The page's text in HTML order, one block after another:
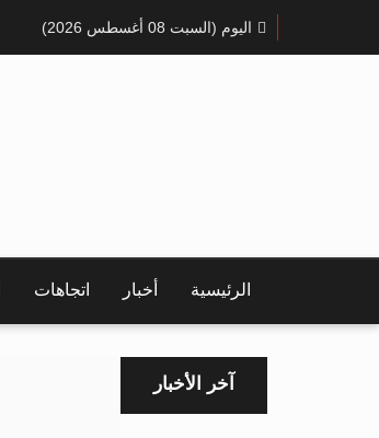
اليوم (السبت 08 أغسطس 2026)
الرئيسية أخبار اتجاهات
آخر الأخبار